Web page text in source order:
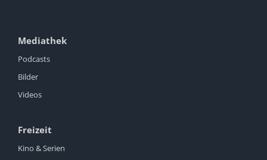
Mediathek
Podcasts
Bilder
Videos
Freizeit
Kino & Serien